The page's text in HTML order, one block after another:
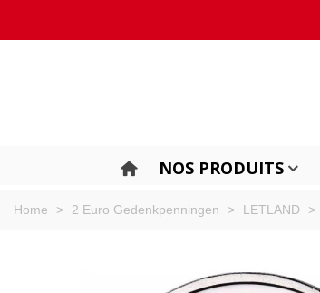
NOS PRODUITS
Home > 2 Euro Gedenkpenningen > LETLAND >